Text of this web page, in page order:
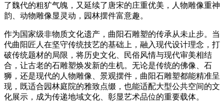
了魏代的粗犷气魄，又延续了唐宋的庄重优美，人物雕像重神
韵、动物雕像显灵动，园林摆件富意趣。
作为国家级非物质文化遗产，曲阳石雕塑的传承从未止步。当
代曲阳匠人在坚守传统技艺的基础上，融入现代设计理念，打
破传统题材的局限，将历史文化、民俗风情与现代审美相结
合，让古老的石雕塑焕发新的生机。无论是传统的佛像、石
狮，还是现代的人物雕像、景观摆件，曲阳石雕塑都能精准呈
现，既适合园林庭院的雅致点缀，也能适配大型公共空间的文
化展示，成为传递地域文化、彰显艺术品位的重要载体。